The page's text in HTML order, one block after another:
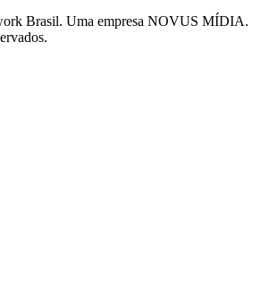
Brasil. Uma empresa NOVUS MÍDIA.